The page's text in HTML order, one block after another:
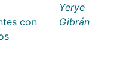
con
Yerye
Gibrán